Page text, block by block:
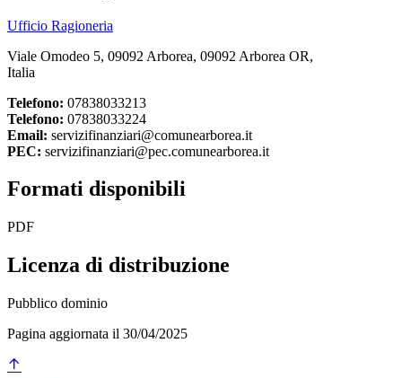
Ufficio Ragioneria
Viale Omodeo 5, 09092 Arborea, 09092 Arborea OR,
Italia
Telefono: 07838033213
Telefono: 07838033224
Email: servizifinanziari@comunearborea.it
PEC: servizifinanziari@pec.comunearborea.it
Formati disponibili
PDF
Licenza di distribuzione
Pubblico dominio
Pagina aggiornata il 30/04/2025